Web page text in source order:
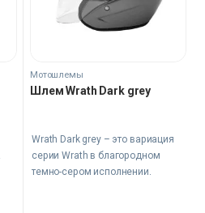
Мотошлемы
Шлем Wrath Dark grey
Wrath Dark grey – это вариация
серии Wrath в благородном
темно-сером исполнении.